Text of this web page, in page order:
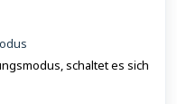
schaltet es sich